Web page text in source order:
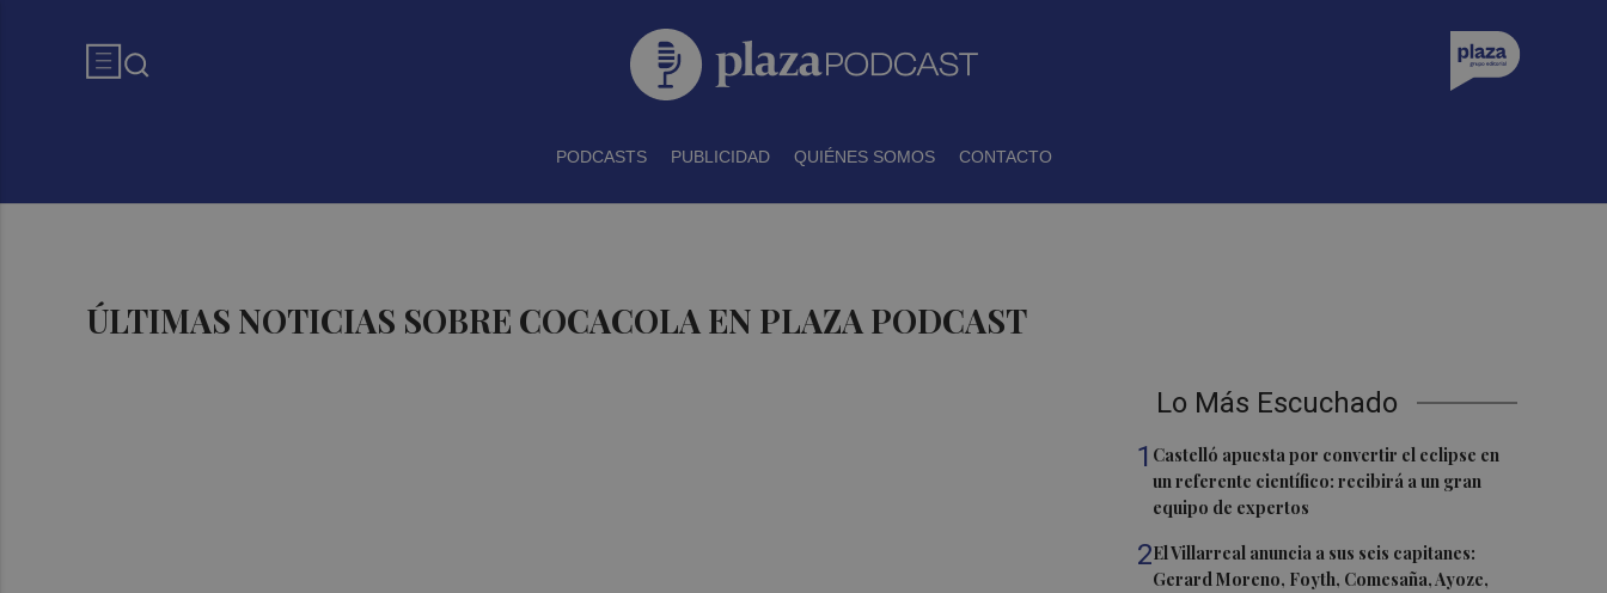
PODCASTS PUBLICIDAD QUIÉNES SOMOS CONTACTO
ÚLTIMAS NOTICIAS SOBRE COCACOLA EN PLAZA PODCAST
Lo Más Escuchado
1 Castelló apuesta por convertir el eclipse en
un referente científico: recibirá a un gran
equipo de expertos
2El Villarreal anuncia a sus seis capitanes:
Gerard Moreno, Foyth, Comesaña, Ayoze,